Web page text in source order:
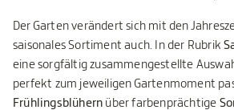
Der Garten verändert sich mit den
saisonales Sortiment auch. In der Rubrik
eine sorgfältig zusammengestellte
perfekt zum jeweiligen Gartenmoment
Frühlingsblühern über farbenprächtige